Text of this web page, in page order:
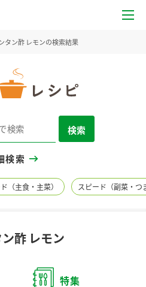
タン酢 レモンの検索結果
検索
検索
（主食・主菜） スピード（副菜・つ
酢 レモン
特集